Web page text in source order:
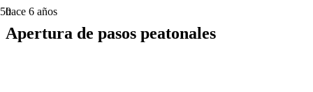
hace 6 años
Apertura de pasos peatonales